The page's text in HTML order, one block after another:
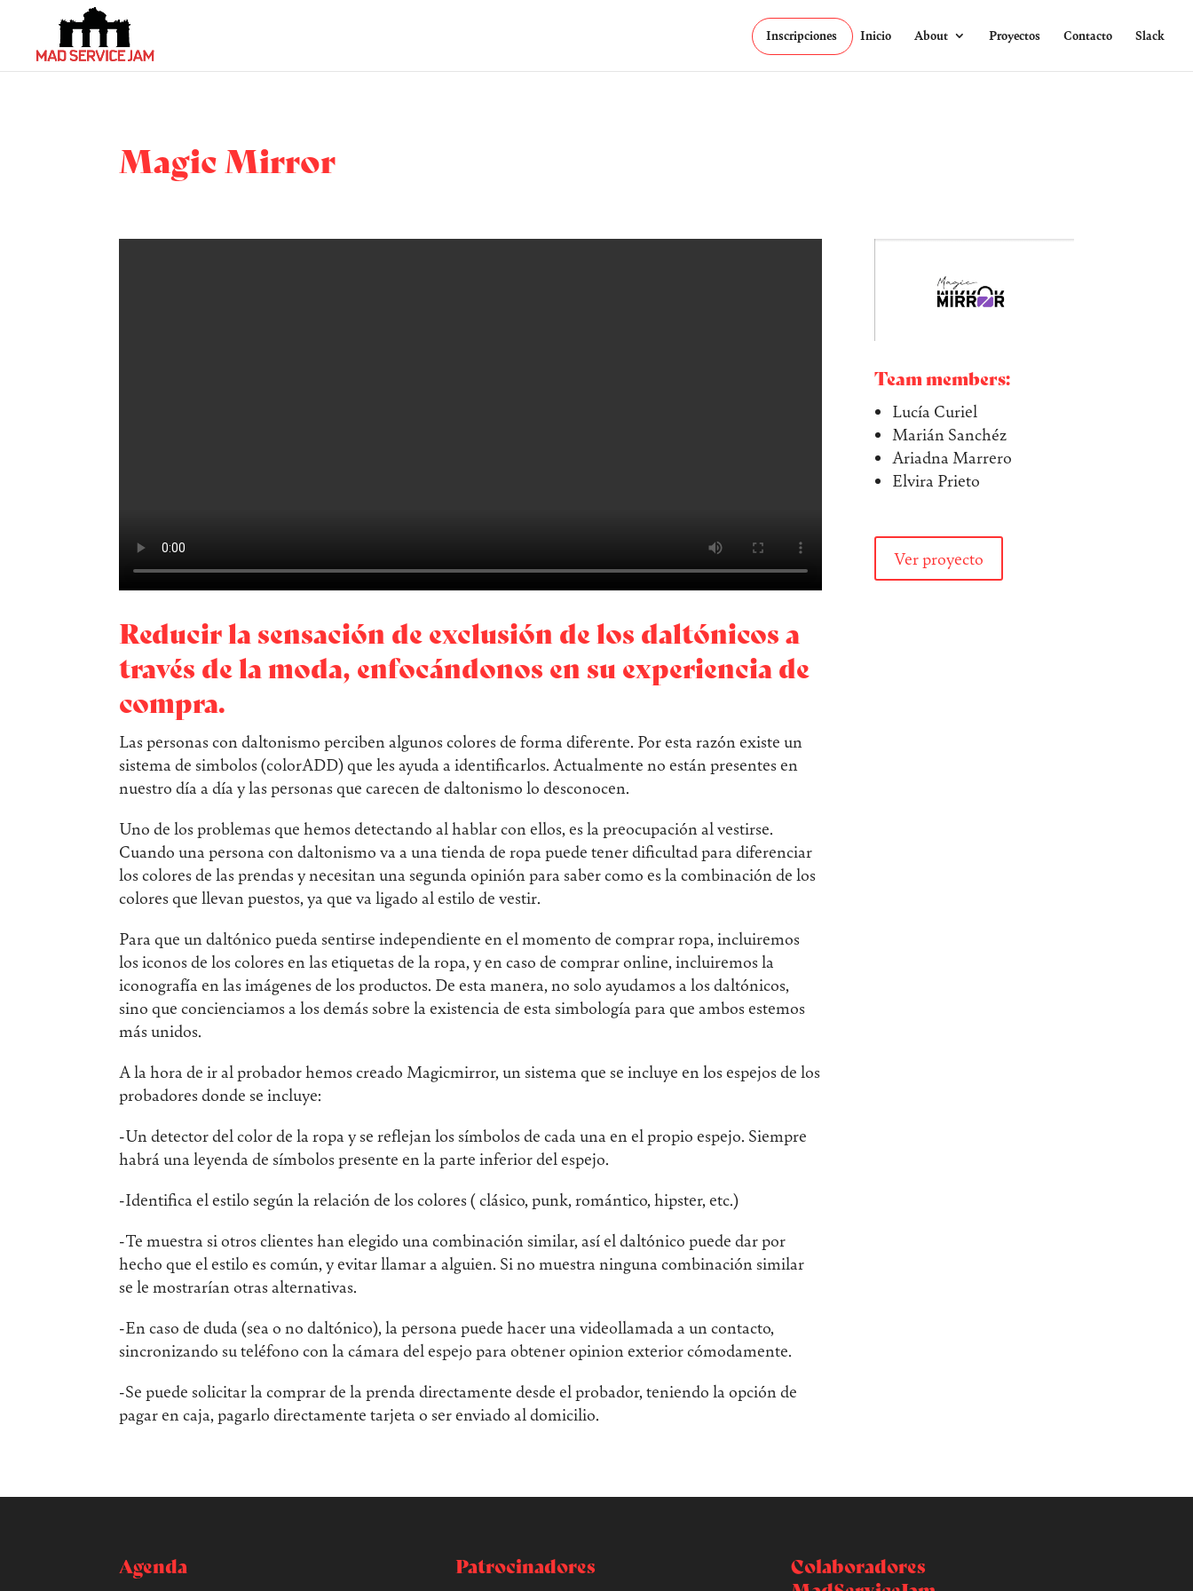
Inscripciones Inicio About Proyectos Contacto Slack
Magic Mirror
Reducir la sensación de exclusión de los daltónicos a
través de la moda, enfocándonos en su experiencia de
compra.
Las personas con daltonismo perciben algunos colores de forma diferente. Por esta razón existe un
sistema de simbolos (colorADD) que les ayuda a identificarlos. Actualmente no están presentes en
nuestro día a día y las personas que carecen de daltonismo lo desconocen.
Uno de los problemas que hemos detectando al hablar con ellos, es la preocupación al vestirse.
Cuando una persona con daltonismo va a una tienda de ropa puede tener dificultad para diferenciar
los colores de las prendas y necesitan una segunda opinión para saber como es la combinación de los
colores que llevan puestos, ya que va ligado al estilo de vestir.
Para que un daltónico pueda sentirse independiente en el momento de comprar ropa, incluiremos
los iconos de los colores en las etiquetas de la ropa, y en caso de comprar online, incluiremos la
iconografía en las imágenes de los productos. De esta manera, no solo ayudamos a los daltónicos,
sino que concienciamos a los demás sobre la existencia de esta simbología para que ambos estemos
más unidos.
A la hora de ir al probador hemos creado Magicmirror, un sistema que se incluye en los espejos de los
probadores donde se incluye:
-Un detector del color de la ropa y se reflejan los símbolos de cada una en el propio espejo. Siempre
habrá una leyenda de símbolos presente en la parte inferior del espejo.
-Identifica el estilo según la relación de los colores ( clásico, punk, romántico, hipster, etc.)
-Te muestra si otros clientes han elegido una combinación similar, así el daltónico puede dar por
hecho que el estilo es común, y evitar llamar a alguien. Si no muestra ninguna combinación similar
se le mostrarían otras alternativas.
-En caso de duda (sea o no daltónico), la persona puede hacer una videollamada a un contacto,
sincronizando su teléfono con la cámara del espejo para obtener opinion exterior cómodamente.
-Se puede solicitar la comprar de la prenda directamente desde el probador, teniendo la opción de
pagar en caja, pagarlo directamente tarjeta o ser enviado al domicilio.
Team members:
Lucía Curiel
Marián Sanchéz
Ariadna Marrero
Elvira Prieto
Ver proyecto
Agenda Patrocinadores
Colaboradores